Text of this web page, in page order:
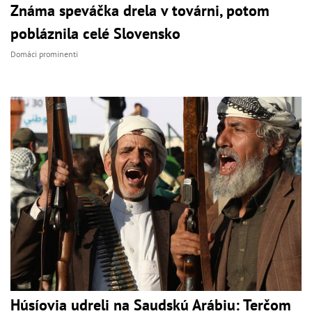
Známa speváčka drela v továrni, potom
pobláznila celé Slovensko
Domáci prominenti
Húsíovia udreli na Saudskú Arábiu: Terčom